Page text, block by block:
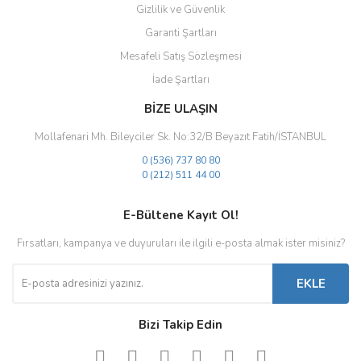
Gönder
Gizlilik ve Güvenlik
Garanti Şartları
Mesafeli Satış Sözleşmesi
İade Şartları
BİZE ULAŞIN
Mollafenari Mh. Bileyciler Sk. No:32/B Beyazıt Fatih/İSTANBUL
0 (536) 737 80 80
0 (212) 511 44 00
E-Bültene Kayıt Ol!
Fırsatları, kampanya ve duyuruları ile ilgili e-posta almak ister misiniz?
EKLE
Bizi Takip Edin